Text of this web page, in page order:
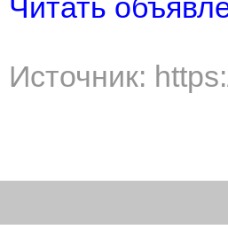
Читать
Источник: